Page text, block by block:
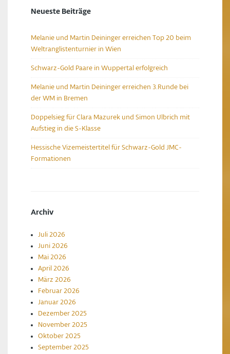
Neueste Beiträge
Melanie und Martin Deininger erreichen Top 20 beim
Weltranglistenturnier in Wien
Schwarz-Gold Paare in Wuppertal erfolgreich
Melanie und Martin Deininger erreichen 3.Runde bei
der WM in Bremen
Doppelsieg für Clara Mazurek und Simon Ulbrich mit
Aufstieg in die S-Klasse
Hessische Vizemeistertitel für Schwarz-Gold JMC-
Formationen
Archiv
Juli 2026
Juni 2026
Mai 2026
April 2026
März 2026
Februar 2026
Januar 2026
Dezember 2025
November 2025
Oktober 2025
September 2025